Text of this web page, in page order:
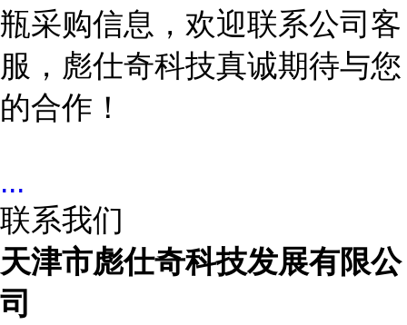
瓶采购信息，欢迎联系公司客
服，彪仕奇科技真诚期待与您
的合作！
...
联系我们
天津市彪仕奇科技发展有限公
司